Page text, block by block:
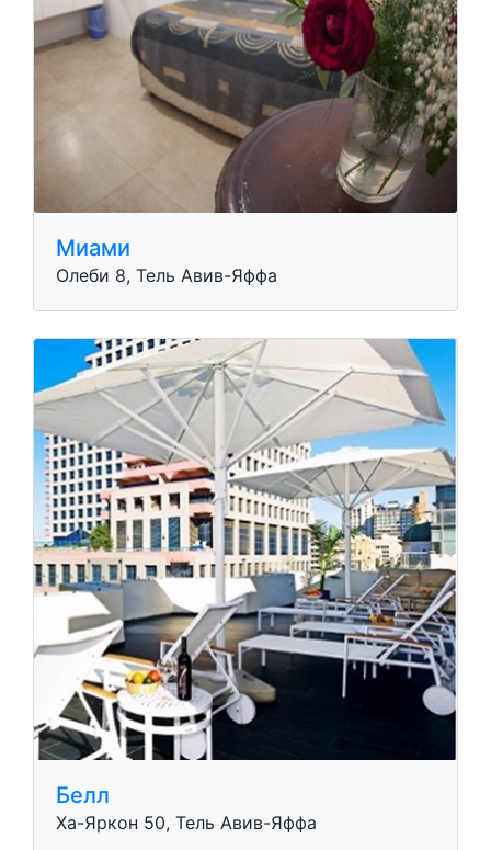
Миами
Олеби 8, Тель Авив-Яффа
Белл
Ха-Яркон 50, Тель Авив-Яффа